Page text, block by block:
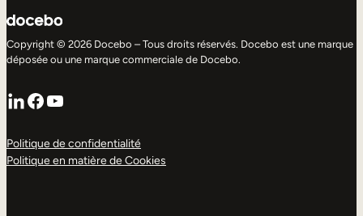
Copyright © 2026 Docebo – Tous droits réservés. Docebo est une marque
déposée ou une marque commerciale de Docebo.
LinkedIn
Facebook
YouTube
Politique de confidentialité
Politique en matière de Cookies